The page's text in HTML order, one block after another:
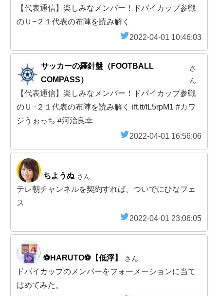
【代表通信】楽しみなメンバー！ドバイカップ参戦
のＵ−２１代表の布陣を読み解く
2022-04-01 10:46:03
サッカーの羅針盤（FOOTBALL
COMPASS）
さ
ん
【代表通信】楽しみなメンバー！ドバイカップ参戦
のＵ−２１代表の布陣を読み解く ift.tt/tL5rpM1 #カワ
ジうぉっち #河治良幸
2022-04-01 16:56:06
ちようぬ さん
テレ朝チャンネルを契約すれば、ついでにひなフェ
ス
2022-04-01 23:06:05
⚽️HARUTO⚽️【低浮】 さん
ドバイカップのメンバーをフォーメーションに当て
はめてみた。